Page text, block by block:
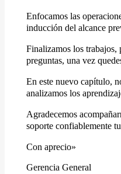
Enfocamos las
inducción del alcance
Finalizamos los trabajos,
preguntas, una vez
En este nuevo capítulo,
analizamos los
Agradecemos
soporte confiablemente
Con aprecio»
Gerencia General